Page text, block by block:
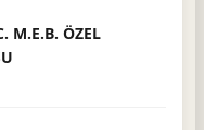
M.E.B. ÖZEL